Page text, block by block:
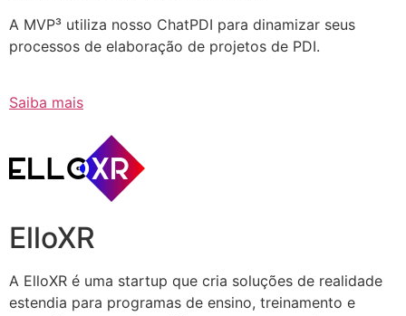
A MVP³ utiliza nosso ChatPDI para dinamizar seus
processos de elaboração de projetos de PDI.
Saiba mais
ElloXR
A ElloXR é uma startup que cria soluções de realidade
estendia para programas de ensino, treinamento e